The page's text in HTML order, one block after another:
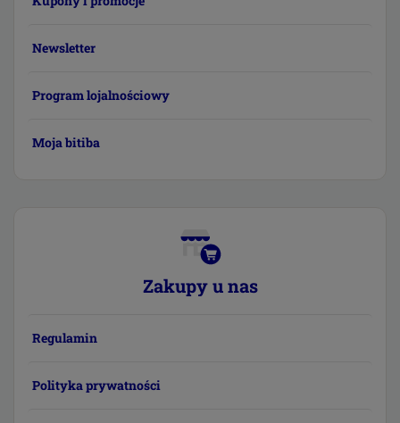
Newsletter
Program lojalnościowy
Moja bitiba
Zakupy u nas
Regulamin
Polityka prywatności